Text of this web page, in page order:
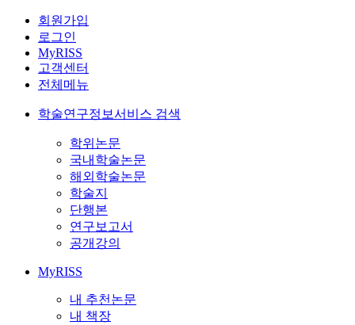
회원가입
로그인
MyRISS
고객센터
전체메뉴
학술연구정보서비스 검색
학위논문
국내학술논문
해외학술논문
학술지
단행본
연구보고서
공개강의
MyRISS
내 추천논문
내 책장